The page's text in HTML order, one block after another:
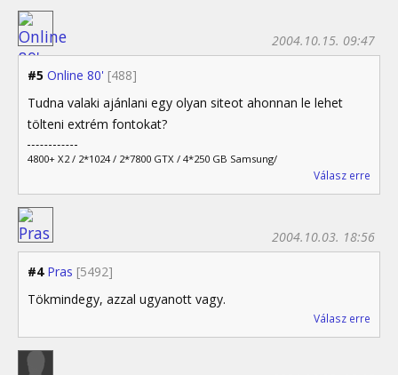
#5 Online 80' [488]
2004.10.15. 09:47
Tudna valaki ajánlani egy olyan siteot ahonnan le lehet
tölteni extrém fontokat?
4800+ X2 / 2*1024 / 2*7800 GTX / 4*250 GB Samsung/
Válasz erre
#4 Pras [5492]
2004.10.03. 18:56
Tökmindegy, azzal ugyanott vagy.
Válasz erre